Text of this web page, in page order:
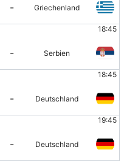
- Griechenland
18:45
- Serbien
18:45
- Deutschland
19:45
- Deutschland